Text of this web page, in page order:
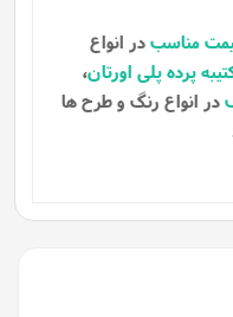
مناسبدر انواع
پرده پلی اورتان،
در انواع رنگ و طرح ها